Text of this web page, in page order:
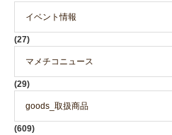
イベント情報
(27)
マメチコニュース
(29)
goods_取扱商品
(609)